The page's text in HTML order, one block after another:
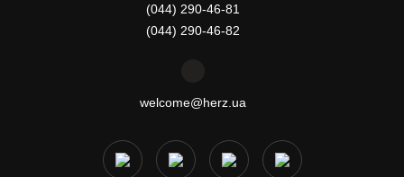
(044) 290-46-81
(044) 290-46-82
welcome@herz.ua